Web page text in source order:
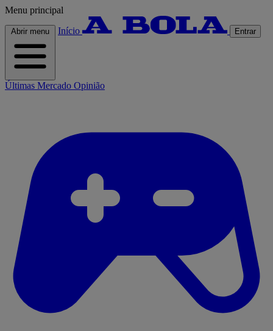
Menu principal
Abrir menu Início Entrar
Últimas Mercado Opinião